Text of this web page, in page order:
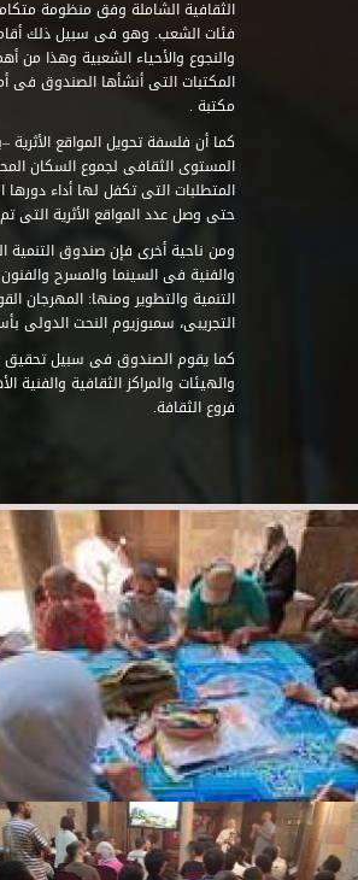
الثقافية الشاملة وفق منظومة
فئات الشعب. وهو فى سبيل ذلك أقام
والنجوع والأحياء الشعبية وهذا من
مكتبة .
كما أن فلسفة تحويل المواقع
المستوى الثقافى لجموع السكان
حتى وصل عدد المواقع الأثرية التى تم
ومن ناحية أخرى فإن صندوق التنمية
والفنية فى السينما والمسرح
التنمية والتطوير ومنها: المهرجان
التجريبى، سمبوزيوم النحت الدولى
كما يقوم الصندوق فى سبيل تحقيق
والهيئات والمراكز الثقافية
فروع الثقافة.